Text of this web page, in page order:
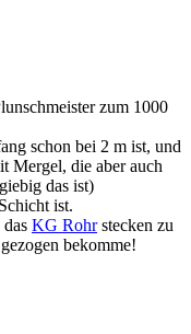
zum 1000
schon bei 2 m ist, und
Mergel, die aber auch
das ist)
ist.
KG Rohrstecken zu
bekomme!